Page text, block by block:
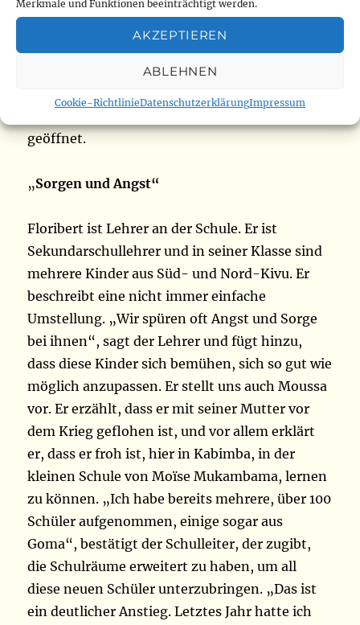
Merkmale und Funktionen beeinträchtigt werden.
AKZEPTIEREN
ABLEHNEN
Cookie-RichtlinieDatenschutzerklärungImpressum
Frieden leben zu können und eine
zwischen diesen Menschen und der lokalen
Gemeinschaft vermieden.“ Einige Haushalte
geöffnet.
„Sorgen und Angst“
Floribert ist Lehrer an der Schule. Er ist
Sekundarschullehrer und in seiner Klasse sind
mehrere Kinder aus Süd- und Nord-Kivu. Er
beschreibt eine nicht immer einfache
Umstellung. „Wir spüren oft Angst und Sorge
bei ihnen“, sagt der Lehrer und fügt hinzu,
dass diese Kinder sich bemühen, sich so gut wie
möglich anzupassen. Er stellt uns auch Moussa
vor. Er erzählt, dass er mit seiner Mutter vor
dem Krieg geflohen ist, und vor allem erklärt
er, dass er froh ist, hier in Kabimba, in der
kleinen Schule von Moïse Mukambama, lernen
zu können. „Ich habe bereits mehrere, über 100
Schüler aufgenommen, einige sogar aus
Goma“, bestätigt der Schulleiter, der zugibt,
die Schulräume erweitert zu haben, um all
diese neuen Schüler unterzubringen. „Das ist
ein deutlicher Anstieg. Letztes Jahr hatte ich